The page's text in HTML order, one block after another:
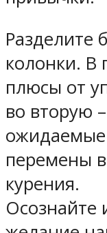
Разделите
колонки. В
плюсы от
во вторую
перемены в
курения.
Осознайте